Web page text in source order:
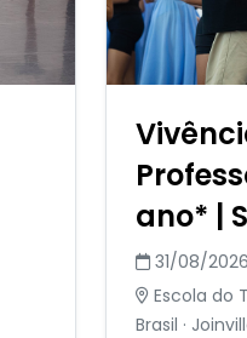
ano* |
31/08/
Escola do
Brasil ·